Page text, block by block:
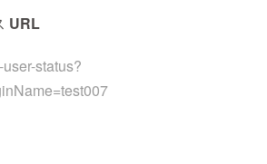
URL
status?